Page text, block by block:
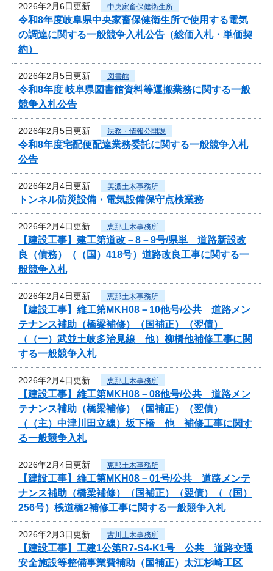
2026年2月6日更新 中央家畜保健衛生所
令和8年度岐阜県中央家畜保健衛生所で使用する電気
の調達に関する一般競争入札公告（総価入札・単価契
約）
2026年2月5日更新 図書館
令和8年度 岐阜県図書館資料等運搬業務に関する一般
競争入札公告
2026年2月5日更新 法務・情報公開課
令和8年度宅配便配達業務委託に関する一般競争入札
公告
2026年2月4日更新 美濃土木事務所
トンネル防災設備・電気設備保守点検業務
2026年2月4日更新 恵那土木事務所
【建設工事】建工第道改－8－9号/県単 道路新設改
良（債務）（（国）418号）道路改良工事に関する一
般競争入札
2026年2月4日更新 恵那土木事務所
【建設工事】維工第MKH08－10他号/公共 道路メン
テナンス補助（橋梁補修）（国補正）（翌債）
（（一）武並土岐多治見線 他）柳橋他補修工事に関
する一般競争入札
2026年2月4日更新 恵那土木事務所
【建設工事】維工第MKH08－08他号/公共 道路メン
テナンス補助（橋梁補修）（国補正）（翌債）
（（主）中津川田立線）坂下橋 他 補修工事に関す
る一般競争入札
2026年2月4日更新 恵那土木事務所
【建設工事】維工第MKH08－01号/公共 道路メンテ
ナンス補助（橋梁補修）（国補正）（翌債）（（国）
256号）桟道橋2補修工事に関する一般競争入札
2026年2月3日更新 古川土木事務所
【建設工事】工建1公第R7-S4-K1号 公共 道路交通
安全施設等整備事業費補助（国補正）太江杉崎工区